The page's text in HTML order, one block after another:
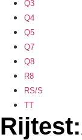
Q3
Q4
Q5
Q7
Q8
R8
RS/S
TT